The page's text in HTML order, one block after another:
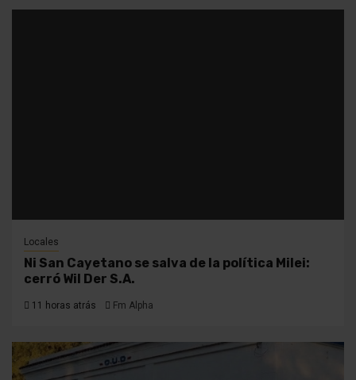
Locales
Ni San Cayetano se salva de la política Milei:
cerró Wil Der S.A.
11 horas atrás Fm Alpha